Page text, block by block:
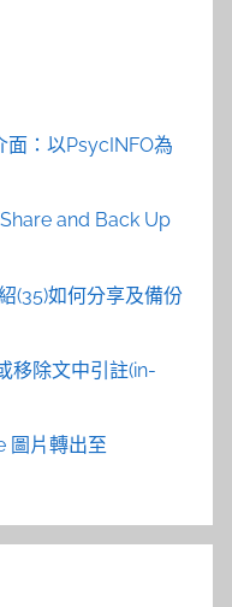
面：以PsycINFO為
and Back Up
(35)如何分享及備份
移除文中引註(in-
圖片轉出至